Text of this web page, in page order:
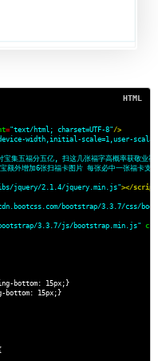
="text/html; charset=UTF-8" />
width,initial-scale=1,user-
宝集五福分五亿, 扫这几张福字高概率获敬业
额外增加6张扫福卡图片 每张必中一张福卡支
jquery/2.1.4/jquery.min.js"></
bootstrap/3.3.7/css/
3.3.7/js/bootstrap.min.js"